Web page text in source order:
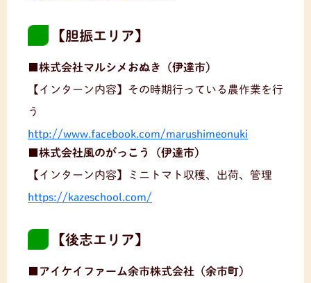
【胆振エリア】
■株式会社マルシメおぬき（伊達市）
【インターン内容】その時期行っている農作業を行
う
http://www.facebook.com/marushimeonuki
■株式会社風のがっこう（伊達市）
【インターン内容】ミニトマト収穫、出荷、管理
https://kazeschool.com/
【後志エリア】
■アイケイファーム余市株式会社（余市町）